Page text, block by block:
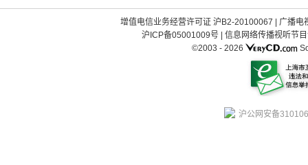
增值电信业务经营许可证 沪B2-20100067 | 广播电
沪ICP备05001009号| 信息网络传播视听节
©2003 - 2026
沪公网安备